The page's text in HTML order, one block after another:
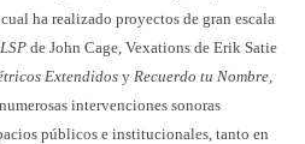
ha realizado proyectos de gran escala
de John Cage, Vexations de Erik Satie
Extendidos y Recuerdo tu Nombre
intervenciones sonoras
públicos e institucionales, tanto en